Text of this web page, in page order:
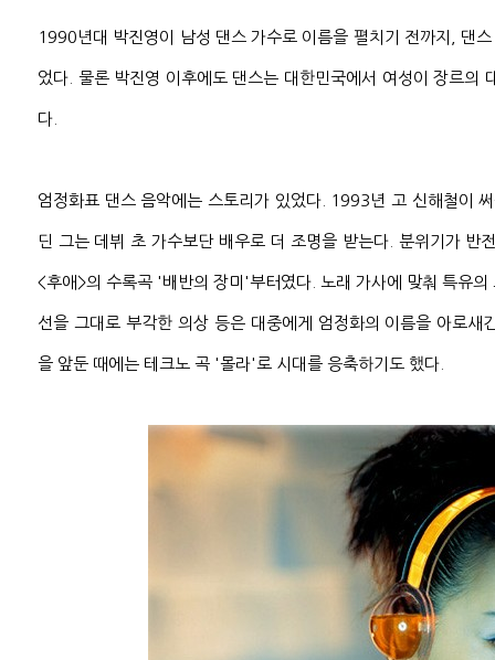
1990년대 박진영이 남성 댄스 가수로 이름을 펼치기 전까지, 댄
었다. 물론 박진영 이후에도 댄스는 대한민국에서 여성이 장르의
다.
엄정화표 댄스 음악에는 스토리가 있었다. 1993년 고 신해철이
딘 그는 데뷔 초 가수보단 배우로 더 조명을 받는다. 분위기가 반
<후애>의 수록곡 '배반의 장미'부터였다. 노래 가사에 맞춰 특유의
선을 그대로 부각한 의상 등은 대중에게 엄정화의 이름을 아로새
을 앞둔 때에는 테크노 곡 '몰라'로 시대를 응축하기도 했다.